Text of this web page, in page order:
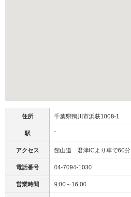
住所 千葉県鴨川市浜荻1008-1
駅 ⁻
アクセス 館山道 君津ICより車で60分
電話番号 04-7094-1030
営業時間 9:00～16:00